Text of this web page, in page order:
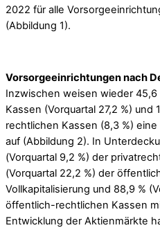
2022 für alle
(Abbildung 1).
Vorsorgeeinrichtungen nach
Inzwischen weisen wieder
Kassen (Vorquartal 27,2 %) und
rechtlichen Kassen (8,3 %)
auf (Abbildung 2). In
(Vorquartal 9,2 %) der
(Vorquartal 22,2 %) der
Vollkapitalisierung und 88,9 %
öffentlich-rechtlichen Kassen
Entwicklung der Aktienmärkte